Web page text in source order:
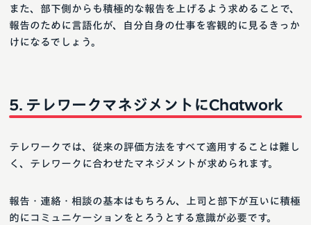
また、部下側からも積極的な報告を上げるよう求めることで、
報告のために言語化が、自分自身の仕事を客観的に見るきっか
けになるでしょう。
テレワークマネジメントにChatwork
テレワークでは、従来の評価方法をすべて適用することは難し
く、テレワークに合わせたマネジメントが求められます。
報告・連絡・相談の基本はもちろん、上司と部下が互いに積極
的にコミュニケーションをとろうとする意識が必要です。